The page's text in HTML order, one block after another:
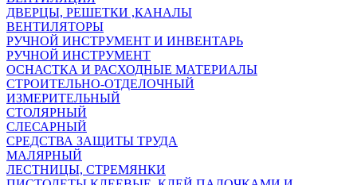
ДВЕРЦЫ, РЕШЕТКИ ,КАНАЛЫ
ВЕНТИЛЯТОРЫ
РУЧНОЙ ИНСТРУМЕНТ И ИНВЕНТАРЬ
РУЧНОЙ ИНСТРУМЕНТ
ОСНАСТКА И РАСХОДНЫЕ МАТЕРИАЛЫ
СТРОИТЕЛЬНО-ОТДЕЛОЧНЫЙ
ИЗМЕРИТЕЛЬНЫЙ
СТОЛЯРНЫЙ
СЛЕСАРНЫЙ
СРЕДСТВА ЗАЩИТЫ ТРУДА
МАЛЯРНЫЙ
ЛЕСТНИЦЫ, СТРЕМЯНКИ